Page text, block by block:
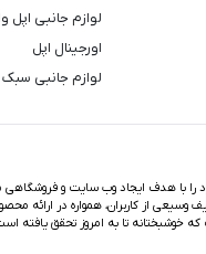
لوازم جانبی اپل
اورجینال اپل
لوازم جانبی سبک
با هدف ایجاد وب سایت و فروشگاهی
از کاربران، همواره در ارائه
خوشبختانه تا به امروز تحقق یافته